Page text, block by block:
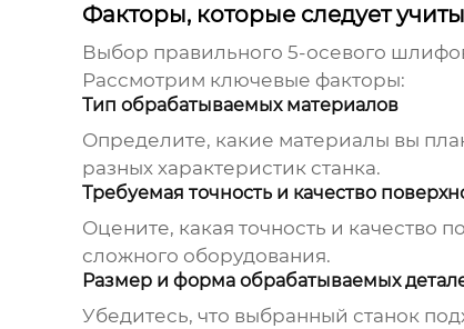
Факторы, которые следует
Выбор правильного 5-осевого
Рассмотрим ключевые факторы:
Тип обрабатываемых материалов
Определите, какие материалы вы
разных характеристик станка.
Требуемая точность и качество
Оцените, какая точность и качество
сложного оборудования.
Размер и форма обрабатываемых
Убедитесь, что выбранный станок